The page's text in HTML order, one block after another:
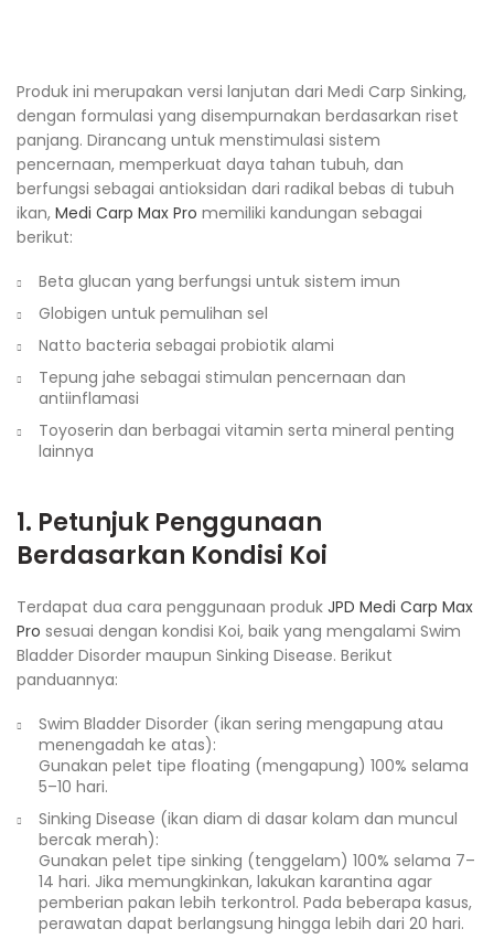
Produk ini merupakan versi lanjutan dari Medi Carp Sinking,
dengan formulasi yang disempurnakan berdasarkan riset
panjang. Dirancang untuk menstimulasi sistem
pencernaan, memperkuat daya tahan tubuh, dan
berfungsi sebagai antioksidan dari radikal bebas di tubuh
ikan, Medi Carp Max Pro memiliki kandungan sebagai
berikut:
Beta glucan yang berfungsi untuk sistem imun
Globigen untuk pemulihan sel
Natto bacteria sebagai probiotik alami
Tepung jahe sebagai stimulan pencernaan dan
antiinflamasi
Toyoserin dan berbagai vitamin serta mineral penting
lainnya
1. Petunjuk Penggunaan
Berdasarkan Kondisi Koi
Terdapat dua cara penggunaan produk JPD Medi Carp Max
Pro sesuai dengan kondisi Koi, baik yang mengalami Swim
Bladder Disorder maupun Sinking Disease. Berikut
panduannya:
Swim Bladder Disorder (ikan sering mengapung atau
menengadah ke atas):
Gunakan pelet tipe floating (mengapung) 100% selama
5–10 hari.
Sinking Disease (ikan diam di dasar kolam dan muncul
bercak merah):
Gunakan pelet tipe sinking (tenggelam) 100% selama 7–
14 hari. Jika memungkinkan, lakukan karantina agar
pemberian pakan lebih terkontrol. Pada beberapa kasus,
perawatan dapat berlangsung hingga lebih dari 20 hari.